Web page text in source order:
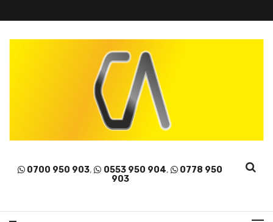
0700 950 903, 0553 950 904,
0778 950
903